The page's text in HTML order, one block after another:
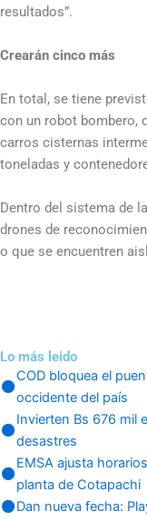
resultados”.
Crearán cinco más
En total, se tiene
con un robot bombero,
carros cisternas
toneladas y
Dentro del sistema de
drones de
o que se encuentren
Lo más leido
COD bloquea el
occidente del país
Invierten Bs 676 mil
desastres
EMSA ajusta
planta de Cotapachi
Dan nueva fecha: